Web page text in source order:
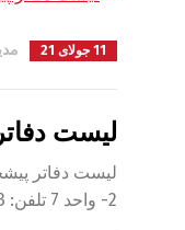
11 جولای 21
لیست
2- واحد 7 تلفن: 66841663 2-دفترخانه ازدواج 472 و طلاق 189 تهران سردفتر: سید محمود میر حیدری تلفن: 22267712 خیابان شریعتی- پایین […]